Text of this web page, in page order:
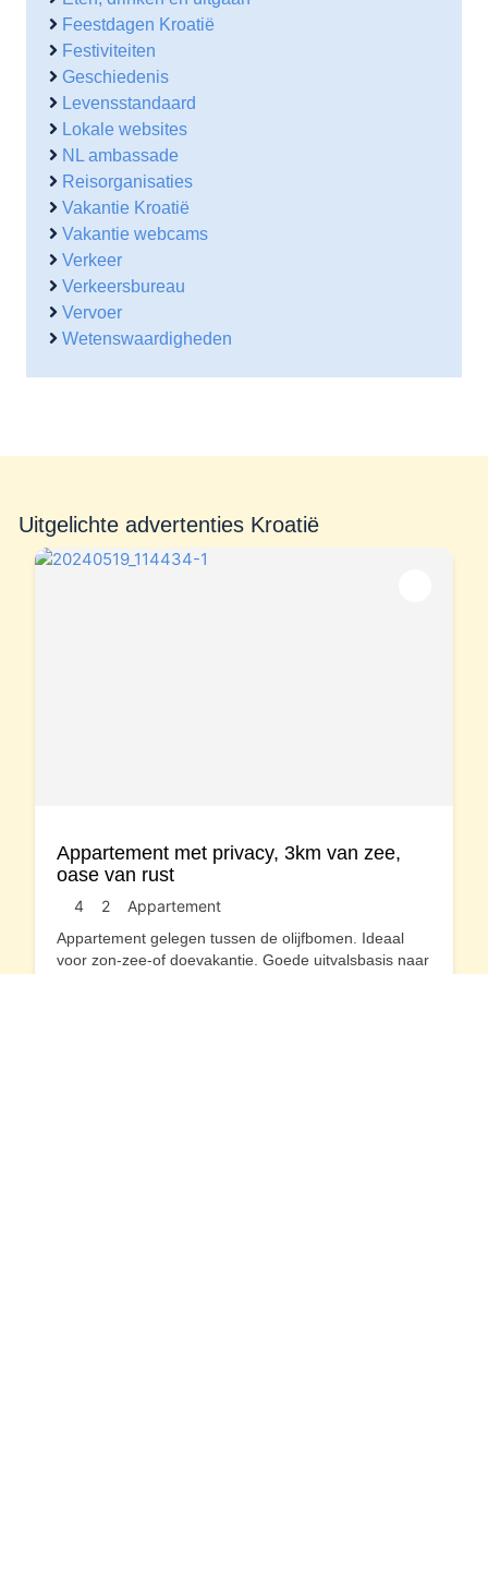
Feestdagen Kroatië
Festiviteiten
Geschiedenis
Levensstandaard
Lokale websites
NL ambassade
Reisorganisaties
Vakantie Kroatië
Vakantie webcams
Verkeer
Verkeersbureau
Vervoer
Wetenswaardigheden
Uitgelichte advertenties Kroatië
Appartement met privacy, 3km van zee,
oase van rust
4 2 Appartement
Appartement gelegen tussen de olijfbomen. Ideaal
voor zon-zee-of doevakantie. Goede uitvalsbasis naar